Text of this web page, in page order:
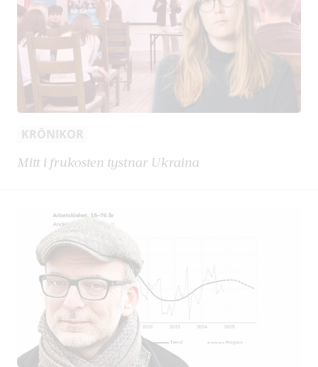
KRÖNIKOR
Mitt i frukosten tystnar Ukraina